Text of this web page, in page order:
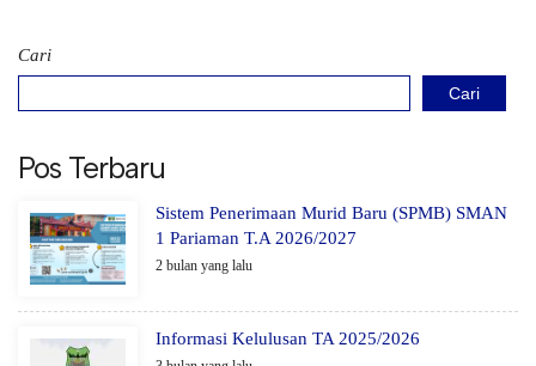
Cari
Cari
Pos Terbaru
Sistem Penerimaan Murid Baru (SPMB) SMAN
1 Pariaman T.A 2026/2027
2 bulan yang lalu
Informasi Kelulusan TA 2025/2026